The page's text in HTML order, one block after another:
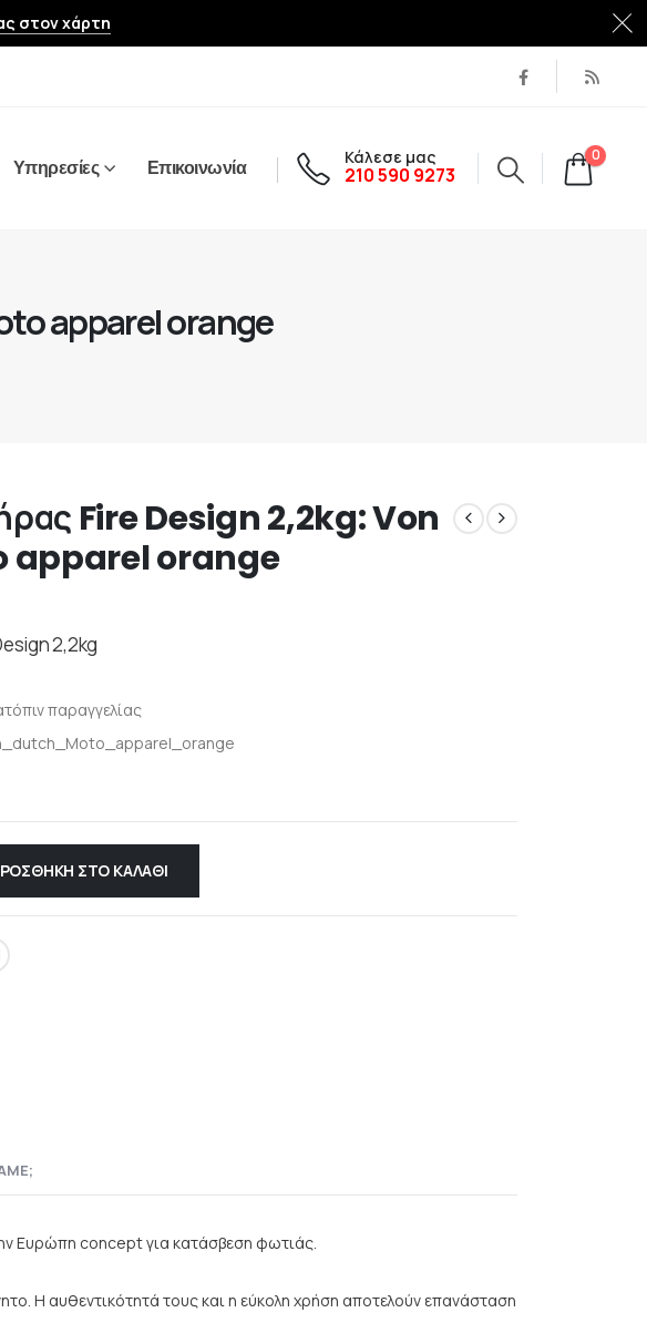
στον χάρτη
Υπηρεσίες Επικοινωνία Κάλεσε μας
210 590 9273
0
apparel orange
Fire Design 2,2kg: Von
apparel orange
2,2kg
παραγγελίας
ΣΤΟ ΚΑΛΆΘΙ
Ευρώπη concept για κατάσβεση φωτιάς.
Η αυθεντικότητά τους και η εύκολη χρήση αποτελούν επανάσταση